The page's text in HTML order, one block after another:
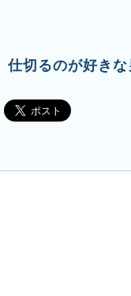
仕切るのが好き